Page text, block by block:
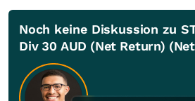
Noch keine Diskussion zu
Div 30 AUD (Net Return)